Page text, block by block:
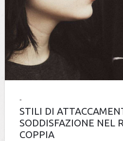
STILI DI
SODDISFAZIONE NEL
COPPIA